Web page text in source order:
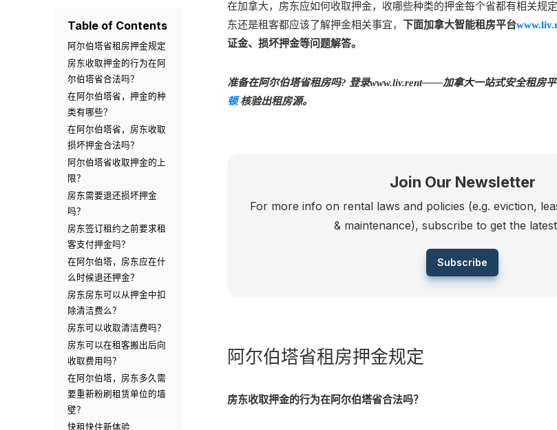
Table of Contents
阿尔伯塔省租房押金规定
房东收取押金的行为在阿
尔伯塔省合法吗？
在阿尔伯塔省，押金的种
类有哪些？
在阿尔伯塔省，房东收取
损坏押金合法吗？
阿尔伯塔省收取押金的上
限？
房东需要退还损坏押金
吗？
房东签订租约之前要求租
客支付押金吗？
在阿尔伯塔，房东应在什
么时候退还押金？
房东房东可以从押金中扣
除清洁费么？
房东可以收取清洁费吗？
房东可以在租客搬出后向
收取费用吗？
在阿尔伯塔，房东多久需
要重新粉刷租赁单位的墙
壁？
快租快住新体验
在加拿大，房东应如何收取押金，收哪些种类的押金每个省都有相关规
东还是租客都应该了解押金相关事宜， 下面加拿大智能租房平台
证金、损坏押金等问题解答。
准备在阿尔伯塔省租房吗? 登录www.liv.rent——加拿大一站式安全租房
顿 核验出租房源。
Join Our Newsletter
For more info on rental laws and policies (e.g. eviction,
& maintenance), subscribe to get the
Subscribe
阿尔伯塔省租房押金规定
房东收取押金的行为在阿尔伯塔省合法吗？